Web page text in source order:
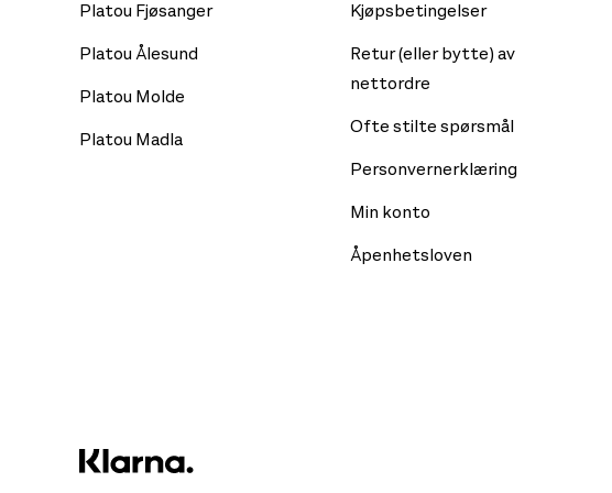
Platou Fjøsanger
Platou Ålesund
Platou Molde
Platou Madla
Kjøpsbetingelser
Retur (eller bytte) av
nettordre
Ofte stilte spørsmål
Personvernerklæring
Min konto
Åpenhetsloven